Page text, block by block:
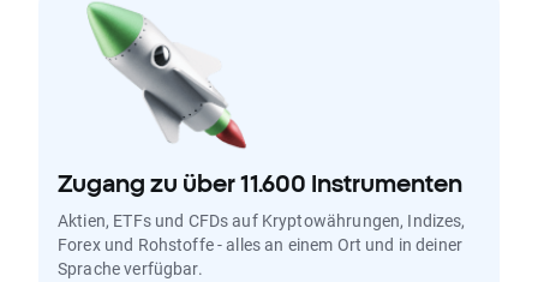
Zugang zu über 11.600 Instrumenten
Aktien, ETFs und CFDs auf Kryptowährungen, Indizes,
Forex und Rohstoffe - alles an einem Ort und in deiner
Sprache verfügbar.